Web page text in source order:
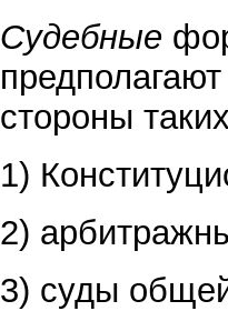
Судебные
стороны
1)
2)
3) суды